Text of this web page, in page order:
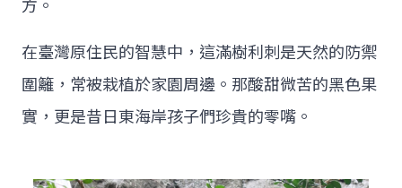
方。
在臺灣原住民的智慧中，這滿樹利刺是天然的防禦
圍籬，常被栽植於家園周邊。那酸甜微苦的黑色果
實，更是昔日東海岸孩子們珍貴的零嘴。